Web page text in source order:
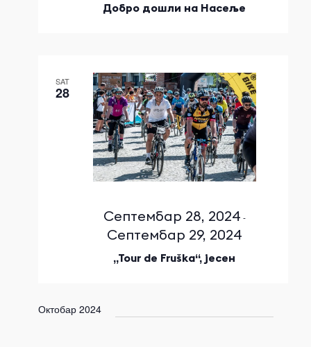
Добро дошли на Насеље
SAT
28
„Tour de Fruška“, јесен
Септембар 28, 2024 -
Септембар 29, 2024
Октобар 2024